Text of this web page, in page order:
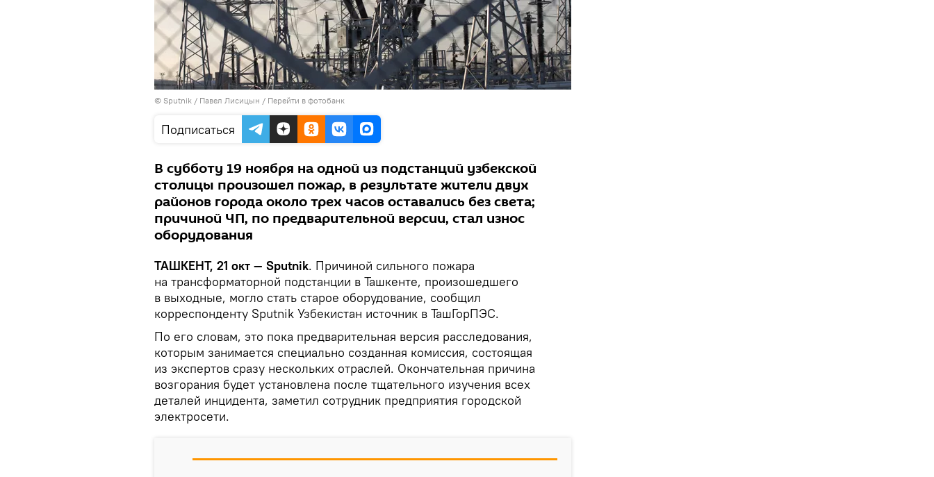
© Sputnik / Павел Лисицын / Перейти в фотобанк
Подписаться
В субботу 19 ноября на одной из подстанций узбекской
столицы произошел пожар, в результате жители двух
районов города около трех часов оставались без света;
причиной ЧП, по предварительной версии, стал износ
оборудования
ТАШКЕНТ, 21 окт — Sputnik. Причиной сильного пожара
на трансформаторной подстанции в Ташкенте, произошедшего
в выходные, могло стать старое оборудование, сообщил
корреспонденту Sputnik Узбекистан источник в ТашГорПЭС.
По его словам, это пока предварительная версия расследования,
которым занимается специально созданная комиссия, состоящая
из экспертов сразу нескольких отраслей. Окончательная причина
возгорания будет установлена после тщательного изучения всех
деталей инцидента, заметил сотрудник предприятия городской
электросети.